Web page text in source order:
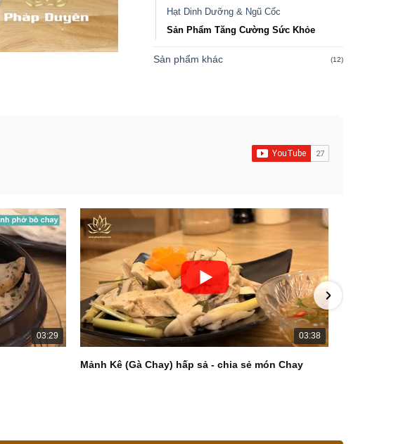
Hạt Dinh Dưỡng & Ngũ Cốc
Sản Phẩm Tăng Cường Sức Khỏe
Sản phẩm khác (12)
03:29 03:38
Mảnh Kê (Gà Chay) hấp sả - chia sẻ món Chay